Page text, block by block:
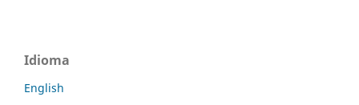
Idioma
English